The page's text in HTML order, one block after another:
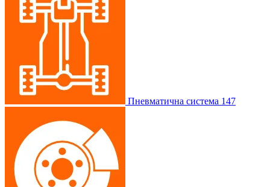
Пневматична система 147